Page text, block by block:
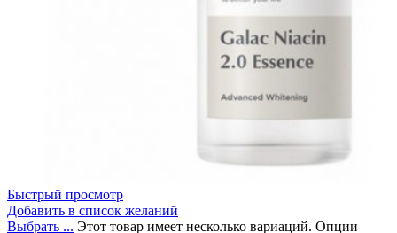
Быстрый просмотр
Добавить в список желаний
Выбрать ... Этот товар имеет несколько вариаций. Опции